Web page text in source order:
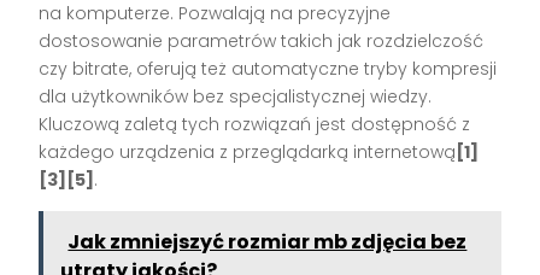
na komputerze. Pozwalają na precyzyjne
dostosowanie parametrów takich jak rozdzielczość
czy bitrate, oferują też automatyczne tryby kompresji
dla użytkowników bez specjalistycznej wiedzy.
Kluczową zaletą tych rozwiązań jest dostępność z
każdego urządzenia z przeglądarką internetową [1]
[3][5] .
Jak zmniejszyć rozmiar mb zdjęcia bez